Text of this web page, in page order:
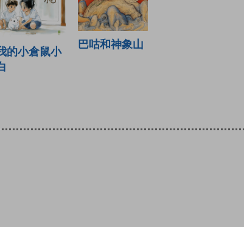
的小倉鼠小
巴咕和神象山